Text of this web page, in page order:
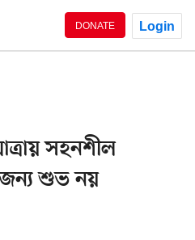
DONATE Login
সহনশীল
জন্য শুভ নয়